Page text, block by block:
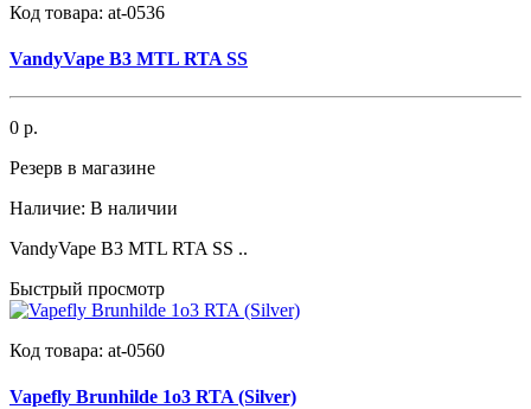
Код товара: at-0536
VandyVape B3 MTL RTA SS
0 р.
Резерв в магазине
Наличие: В наличии
VandyVape B3 MTL RTA SS ..
Быстрый просмотр
Код товара: at-0560
Vapefly Brunhilde 1o3 RTA (Silver)